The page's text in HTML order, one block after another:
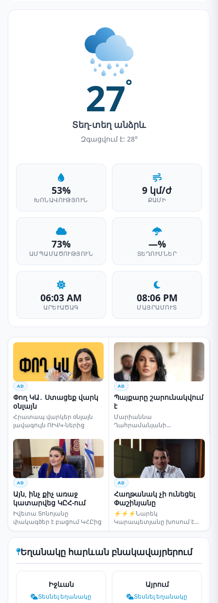
27°
Տեղ-տեղ անձրև
Զգացվում է: 28°
53%
ԽՈՆԱՎՈՒԹՅՈՒՆ
9 կմ/ժ
ՔԱՄԻ
73%
ԱՄՊԱՄԱԾՈՒԹՅՈՒՆ
—%
ՏԵՂՈՒՄՆԵՐ
06:03 AM
ԱՐԵՒԱԾԱԳ
08:06 PM
ՄԱՅՐԱՄՈՒՏ
AD
Փող ԿԱ․ Ստացեք վարկ
օնլայն
Հրատապ վարկեր օնլայն
լավագույն ՈՒՎԿ-ներից
AD
Պայքարը շարունակվում
է
Մարիաննա
Ղահրամանյանի
AD
Այն, ինչ քիչ առաջ
կատարվեց ԿԸՀ-ում
Իվետա Տոնոյանը
փակագծեր է բացում ԿՀԸից
AD
Հաղթանակ չի ունեցել
Փաշինյանը
⚡⚡⚡Նարեկ
Կարապետյանը խոսում է
ընտրությունների մասին
Եղանակը հարևան բնակավայրերում
Իջևան
Տեսնել եղանակը
Այրում
Տեսնել եղանակը